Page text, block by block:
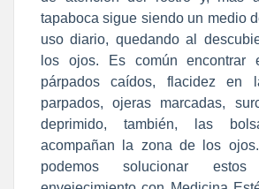
tapaboca sigue siendo un medio
uso diario, quedando al
los ojos. Es común encontrar
párpados caídos, flacidez
parpados, ojeras marcadas,
deprimido, también, las
acompañan la zona de los
podemos solucionar